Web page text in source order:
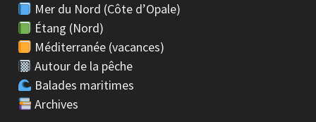
Mer du Nord (Côte d’Opale)
Étang (Nord)
Méditerranée (vacances)
Autour de la pêche
Balades maritimes
Archives